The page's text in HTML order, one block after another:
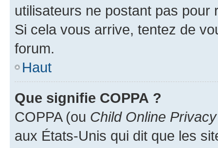
utilisateurs ne postant pas pour
Si cela vous arrive, tentez de
forum.
Haut
Que signifie COPPA ?
COPPA (ou Child Online
aux États-Unis qui dit que les